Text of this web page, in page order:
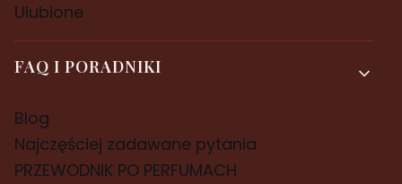
Ulubione
FAQ I PORADNIKI
Blog
Najczęściej zadawane pytania
PRZEWODNIK PO PERFUMACH